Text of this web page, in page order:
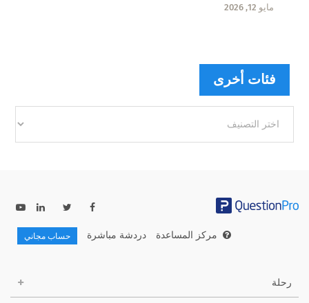
مايو 12, 2026
فئات أخرى
أخرى
مركز المساعدة دردشة مباشرة حساب مجاني
رحلة